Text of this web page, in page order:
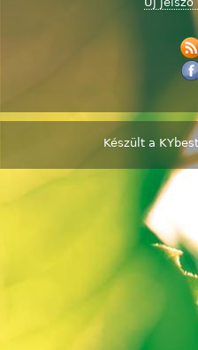
Készült a KYbest